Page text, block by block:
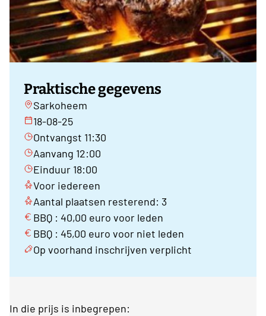
Praktische gegevens
Sarkoheem
18-08-25
Ontvangst 11:30
Aanvang 12:00
Einduur 18:00
Voor iedereen
Aantal plaatsen resterend: 3
BBQ : 40,00 euro voor leden
BBQ : 45,00 euro voor niet leden
Op voorhand inschrijven verplicht
In die prijs is inbegrepen: